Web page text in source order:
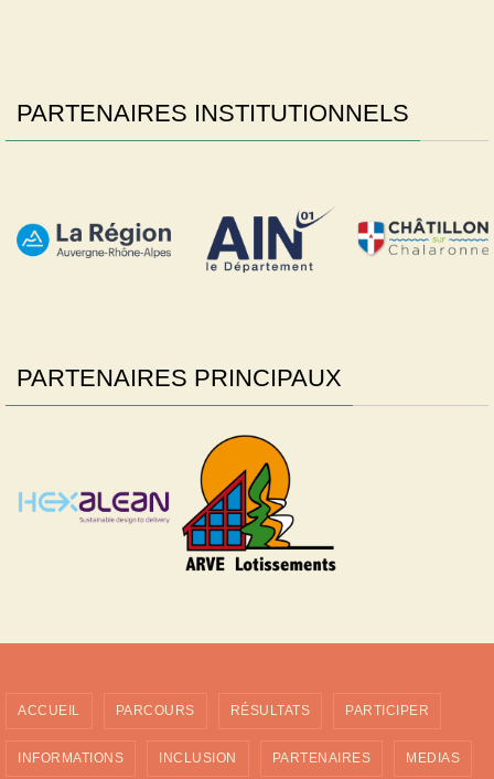
PARTENAIRES INSTITUTIONNELS
PARTENAIRES PRINCIPAUX
ACCUEIL PARCOURS RÉSULTATS PARTICIPER
INFORMATIONS INCLUSION PARTENAIRES MEDIAS